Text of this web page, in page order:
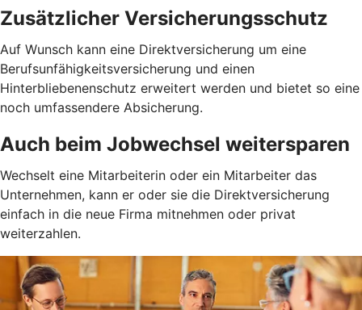
Zusätzlicher Versicherungsschutz
Auf Wunsch kann eine Direktversicherung um eine
Berufsunfähigkeitsversicherung und einen
Hinterbliebenenschutz erweitert werden und bietet so eine
noch umfassendere Absicherung.
Auch beim Jobwechsel weitersparen
Wechselt eine Mitarbeiterin oder ein Mitarbeiter das
Unternehmen, kann er oder sie die Direktversicherung
einfach in die neue Firma mitnehmen oder privat
weiterzahlen.